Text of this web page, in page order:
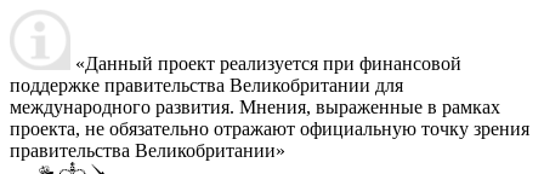
«Данный проект реализуется при финансовой
поддержке правительства Великобритании для
международного развития. Мнения, выраженные в рамках
проекта, не обязательно отражают официальную точку зрения
правительства Великобритании»